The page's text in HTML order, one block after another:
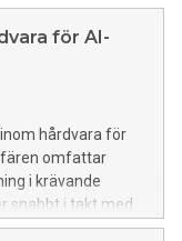
för AI-
hårdvara för
omfattar
i krävande
snabbt i takt med